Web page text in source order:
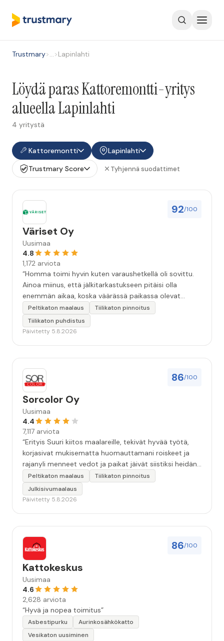
Trustmary>…>Lapinlahti
Löydä paras Kattoremontti-yritys
alueella Lapinlahti
4 yritystä
Kattoremontti
Lapinlahti
Trustmary Score
Tyhjennä suodattimet
92/100
Väriset Oy
Uusimaa
4.8
1,172 arviota
“Homma toimi hyvin kuten varaushetkellä oli sovittu.
Ainoa miinus, että jälkitarkastukseen pitäisi olla
enemmän aikaa, koska väärässä paikassa olevat
maalitipat löytyy myöhemmin ”
Peltikaton maalaus
Tiilikaton pinnoitus
Tiilikaton puhdistus
Päivitetty 5.8.2026
86/100
Sorcolor Oy
Uusimaa
4.4
7,117 arviota
“Erityis Suuri kiitos maalareille, tekivät hyvää työtä,
korjasivat mukisematta huomauttamani roiskeet ja
rajanyli menneet vedot ja paikat jäivät siistiksi heidän
lähtönsä jälkeen.”
Peltikaton maalaus
Tiilikaton pinnoitus
Julkisivumaalaus
Päivitetty 5.8.2026
86/100
Kattokeskus
Uusimaa
4.6
2,628 arviota
“Hyvä ja nopea toimitus”
Asbestipurku
Aurinkosähkökatto
Vesikaton uusiminen